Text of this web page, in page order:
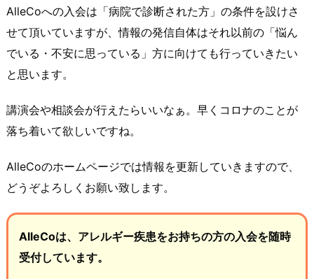
AlleCoへの入会は「病院で診断された方」の条件を設けさ
せて頂いていますが、情報の発信自体はそれ以前の「悩ん
でいる・不安に思っている」方に向けても行っていきたい
と思います。
講演会や相談会が行えたらいいなぁ。早くコロナのことが
落ち着いて欲しいですね。
AlleCoのホームページでは情報を更新していきますので、
どうぞよろしくお願い致します。
AlleCoは、アレルギー疾患をお持ちの方の入会を随時
受付しています。